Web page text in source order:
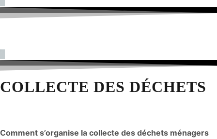
COLLECTE DES DÉCHETS
Comment s’organise la collecte des déchets ménagers